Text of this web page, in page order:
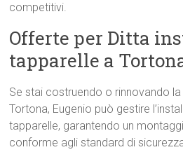
competitivi.
Offerte per Ditta
tapparelle a
Se stai costruendo o rinnovando
Tortona, Eugenio può gestire
tapparelle, garantendo un
conforme agli standard di